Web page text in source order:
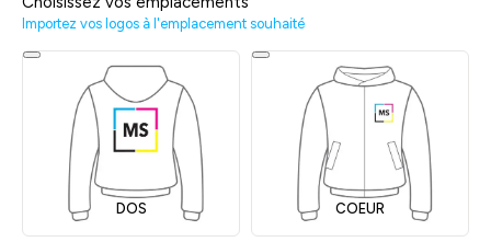
Importez vos logos à l'emplacement souhaité
DOS COEUR